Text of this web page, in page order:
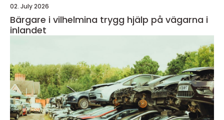
02. July 2026
Bärgare i vilhelmina trygg hjälp på vägarna i
inlandet